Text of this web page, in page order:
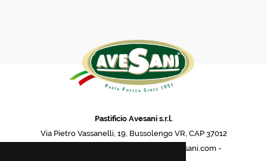
Pastificio Avesani s.r.l.
Via Pietro Vassanelli, 19, Bussolengo VR, CAP 37012
phone: (0039) 04567 17 737 - info@avesani.com -